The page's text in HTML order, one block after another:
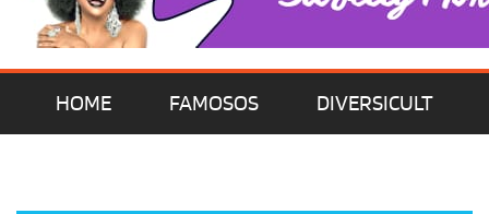
HOME FAMOSOS DIVERSICULT